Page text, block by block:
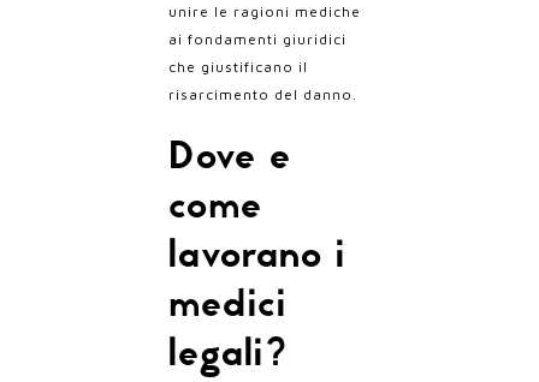
unire le ragioni mediche
ai fondamenti giuridici
che giustificano il
risarcimento del danno.
Dove e
come
lavorano i
medici
legali?